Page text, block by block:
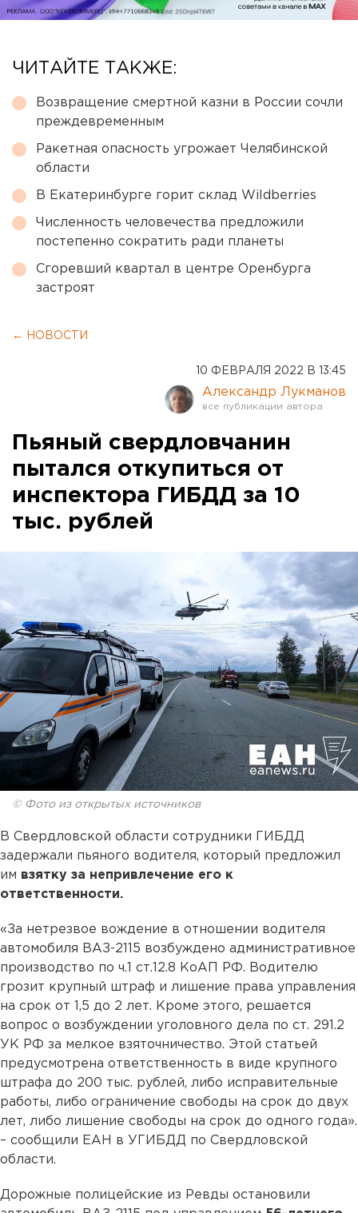
ЧИТАЙТЕ ТАКЖЕ:
Возвращение смертной казни в России сочли
преждевременным
Ракетная опасность угрожает Челябинской
области
В Екатеринбурге горит склад Wildberries
Численность человечества предложили
постепенно сократить ради планеты
Сгоревший квартал в центре Оренбурга
застроят
← НОВОСТИ
10 ФЕВРАЛЯ 2022 В 13:45
Александр Лукманов
Пьяный свердловчанин
пытался откупиться от
инспектора ГИБДД за 10
тыс. рублей
© Фото из открытых источников
В Свердловской области сотрудники ГИБДД
задержали пьяного водителя, который предложил
им взятку за непривлечение его к
ответственности.
«За нетрезвое вождение в отношении водителя
автомобиля ВАЗ-2115 возбуждено административное
производство по ч.1 ст.12.8 КоАП РФ. Водителю
грозит крупный штраф и лишение права управления
на срок от 1,5 до 2 лет. Кроме этого, решается
вопрос о возбуждении уголовного дела по ст. 291.2
УК РФ за мелкое взяточничество. Этой статьей
предусмотрена ответственность в виде крупного
штрафа до 200 тыс. рублей, либо исправительные
работы, либо ограничение свободы на срок до двух
лет, либо лишение свободы на срок до одного года».
– сообщили ЕАН в УГИБДД по Свердловской
области.
Дорожные полицейские из Ревды остановили